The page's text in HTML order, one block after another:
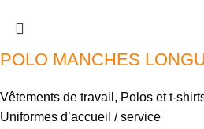
POLO MANCHES
Vêtements de travail , Polos et t-
Uniformes d’accueil / service